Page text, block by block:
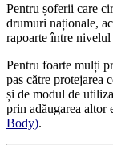
Pentru șoferii care
drumuri naționale,
rapoarte între
Pentru foarte mulți
pas către protejarea
și de modul de
prin adăugarea altor
Body).